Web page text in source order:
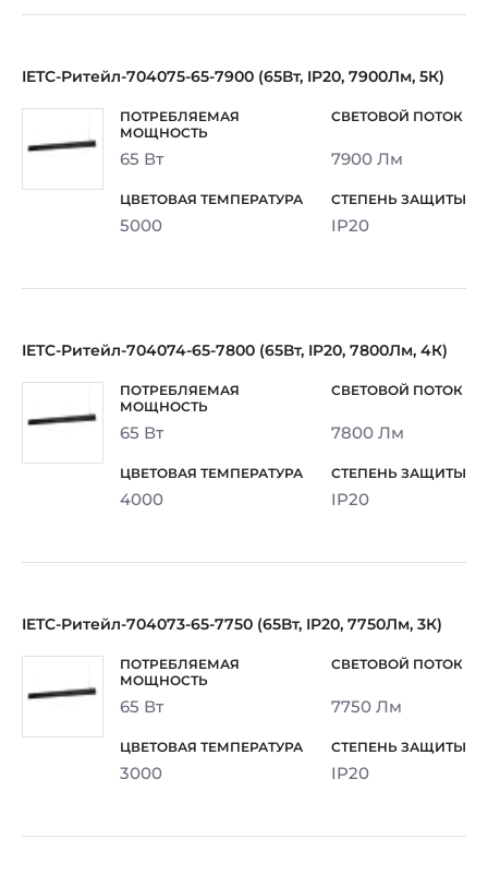
IETC-Ритейл-704075-65-7900 (65Вт, IP20, 7900Лм, 5К)
65 Вт 7900 Лм
5000 IP20
IETC-Ритейл-704074-65-7800 (65Вт, IP20, 7800Лм, 4К)
65 Вт 7800 Лм
4000 IP20
IETC-Ритейл-704073-65-7750 (65Вт, IP20, 7750Лм, 3К)
65 Вт 7750 Лм
3000 IP20